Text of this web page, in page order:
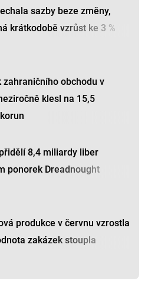
sazby beze změny,
krátkodobě vzrůst ke 3 %
zahraničního obchodu v
klesl na 15,5
8,4 miliardy liber
ponorek Dreadnought
produkce v červnu vzrostla
zakázek stoupla